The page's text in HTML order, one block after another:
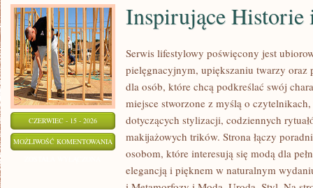
CZERWIEC - 15 - 2026
MOŻLIWOŚĆ KOMENTOWANIA INSPIRUJĄCE
HISTORIE
Inspirujące
Serwis lifestylowy poświęcony jest
pielęgnacyjnym, upiększaniu twarzy oraz
dla osób, które chcą podkreślać swój
miejsce stworzone z myślą o
dotyczących stylizacji, codziennych
makijażowych trików. Strona łączy
osobom, które interesują się modą dla
elegancją i pięknem w naturalnym